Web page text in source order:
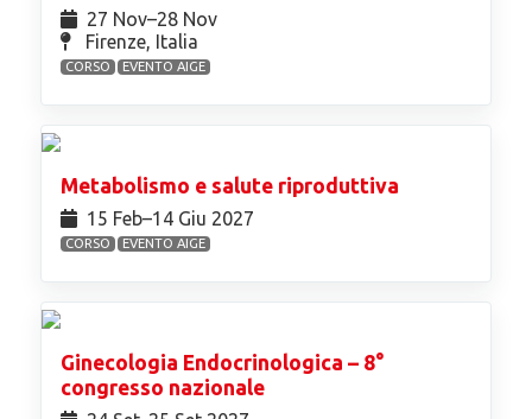
27 Nov⁠–28 Nov
Firenze, Italia
CORSO EVENTO AIGE
Metabolismo e salute riproduttiva
15 Feb⁠–14 Giu 2027
CORSO EVENTO AIGE
Ginecologia Endocrinologica – 8°
congresso nazionale